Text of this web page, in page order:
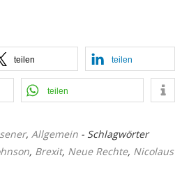
teilen teilen
teilen
, Allgemein - Schlagwörter
, Brexit, Neue Rechte, Nicolaus